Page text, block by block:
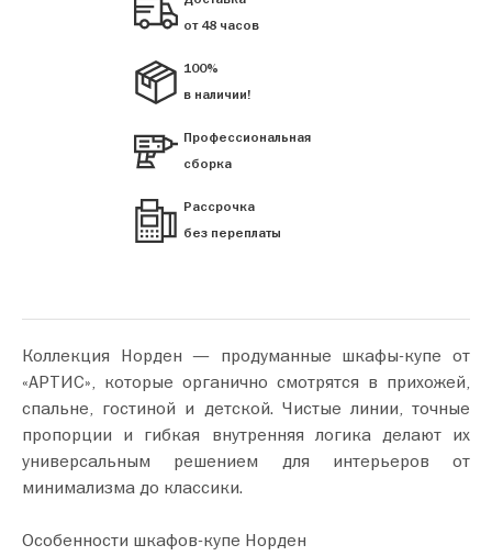
от 48 часов
100%
в наличии!
Профессиональная
сборка
Рассрочка
без переплаты
Коллекция Норден — продуманные шкафы‑купе от
«АРТИС», которые органично смотрятся в прихожей,
спальне, гостиной и детской. Чистые линии, точные
пропорции и гибкая внутренняя логика делают их
универсальным решением для интерьеров от
минимализма до классики.
Особенности шкафов-купе Норден